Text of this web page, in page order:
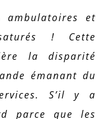
ambulatoires et
! Cette
la disparité
émanant du
S’il y a
parce que les